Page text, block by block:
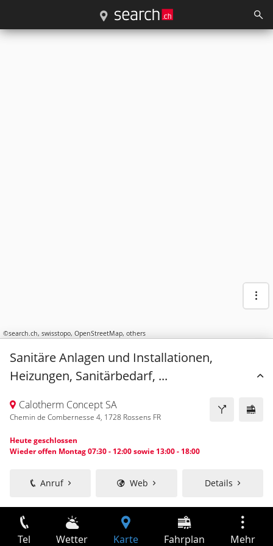
©search.ch, swisstopo, OpenStreetMap, others
Sanitäre Anlagen und Installationen,
Heizungen, Sanitärbedarf, ...
Calotherm Concept SA
Chemin de Combernesse 4, 1728 Rossens FR
Heute geschlossen
Wieder offen Montag 07:30 - 12:00 sowie 13:00 - 18:00
Anruf Web Details
Tel Wetter Karte Fahrplan Mehr